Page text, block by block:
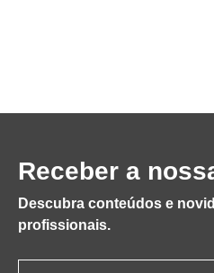
Receber a
Descubra conteúdos e
profissionais.